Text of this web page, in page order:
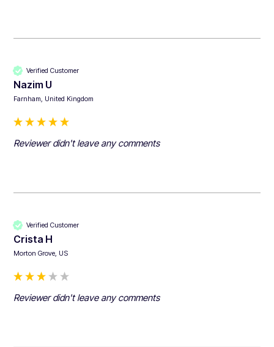
Verified Customer
Nazim U
Farnham, United Kingdom
Reviewer didn't leave any comments
Verified Customer
Crista H
Morton Grove, US
Reviewer didn't leave any comments